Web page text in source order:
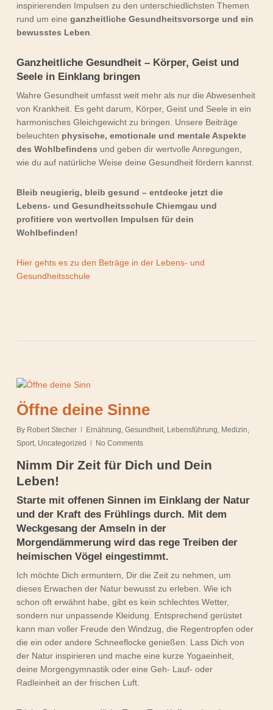
inspirierenden Impulsen zu den unterschiedlichsten Themen
rund um eine ganzheitliche Gesundheitsvorsorge und ein
bewusstes Leben
Ganzheitliche Gesundheit – Körper, Geist und
Seele in Einklang bringen
Wahre Gesundheit umfasst weit mehr als nur die Abwesenheit
von Krankheit. Es geht darum, Körper, Geist und Seele in ein
harmonisches Gleichgewicht zu bringen. Unsere Beiträge
beleuchten physische, emotionale und mentale Aspekte
des Wohlbefindens und geben dir wertvolle Anregungen,
wie du auf natürliche Weise deine Gesundheit fördern kannst.
Bleib neugierig, bleib gesund – entdecke jetzt die
Lebens- und Gesundheitsschule Chiemgau und
profitiere von wertvollen Impulsen für dein
Wohlbefinden!
Hier gehts es zu den Beträge in der Lebens- und
Gesundheitsschule
Öffne deine Sinne
By Robert Stecher Ernährung, Gesundheit, Lebensführung, Medizin,
Sport, Uncategorized No Comments
Nimm Dir Zeit für Dich und Dein
Leben!
Starte mit offenen Sinnen im Einklang der Natur
und der Kraft des Frühlings durch. Mit dem
Weckgesang der Amseln in der
Morgendämmerung wird das rege Treiben der
heimischen Vögel eingestimmt.
Ich möchte Dich ermuntern, Dir die Zeit zu nehmen, um
dieses Erwachen der Natur bewusst zu erleben. Wie ich
schon oft erwähnt habe, gibt es kein schlechtes Wetter,
sondern nur unpassende Kleidung. Entsprechend gerüstet
kann man voller Freude den Windzug, die Regentropfen oder
die ein oder andere Schneeflocke genießen. Lass Dich von
der Natur inspirieren und mache eine kurze Yogaeinheit,
deine Morgengymnastik oder eine Geh- Lauf- oder
Radleinheit an der frischen Luft.